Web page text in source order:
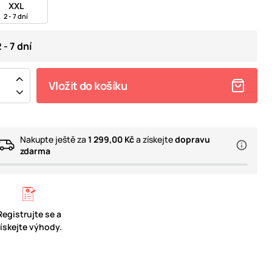
XXL
2 - 7 dní
- 7 dní
Vložit do košíku
Nakupte ještě za 1 299,00 Kča získejtedopravu
zdarma
se a
výhody.